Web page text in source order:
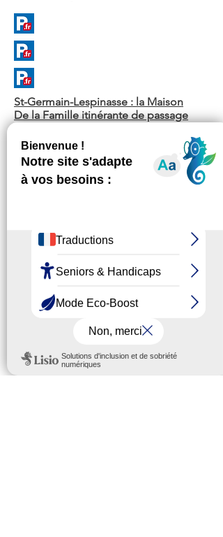
St-Germain-Lespinasse : la Maison
De la Famille itinérante de passage
La Maison de la famille itinérante
se déplace à Régny
Le village de la lecture a accueilli
roannais : les jeunes ont l’esprit
livres
La MDF itinérante au Chambon-
Feugerolles
« Ma (non) violence ordinaire » : plus
Retour sur les premiers
déplacements de l'Escale Mobile
des Aidants